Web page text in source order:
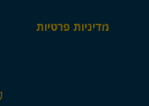
מדיניות פרטיות